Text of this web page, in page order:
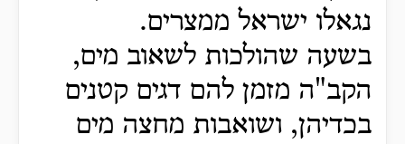
נגאלו ישראל ממצרים.
בשעה שהולכות לשאוב מים,
הקב"ה מזמן להם דגים קטנים
בכדיהן, ושואבות מחצה מים